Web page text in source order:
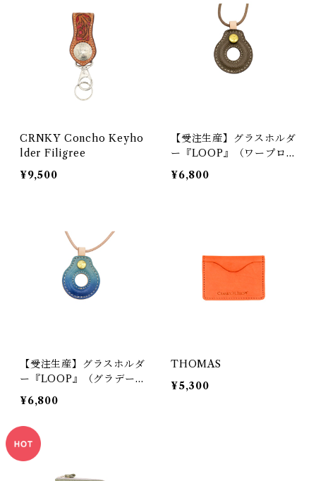
CRNKY Concho Keyho
lder Filigree
¥9,500
【受注生産】グラスホルダ
ー『LOOP』（ワープロ
ラックス）
¥6,800
【受注生産】グラスホルダ
ー『LOOP』（グラデー
ション）
¥6,800
THOMAS
¥5,300